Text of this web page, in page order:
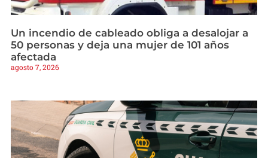
Un incendio de cableado obliga a desalojar a
50 personas y deja una mujer de 101 años
afectada
agosto 7, 2026